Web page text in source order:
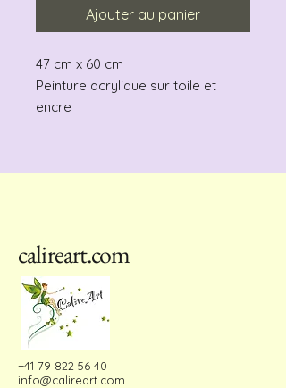
Ajouter au panier
47 cm x 60 cm
Peinture acrylique sur toile et
encre
calireart.com
+41 79 822 56 40
info@calireart.com